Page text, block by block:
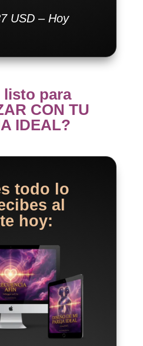
USD – Hoy
listo para
CON TU
IDEAL?
todo lo
al
hoy: